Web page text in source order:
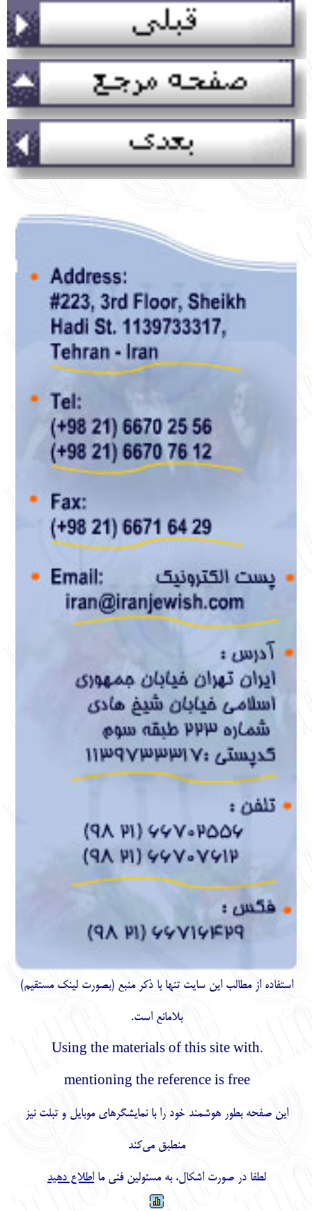
استفاده از مطالب اين سايت تنها با ذكر منبع (بصورت لینک مستقیم)
بلامانع است.
.Using the materials of this site with
mentioning the reference is free
این صفحه بطور هوشمند خود را با نمایشگرهای موبایل و تبلت نیز
منطبق می‌کند
لطفا در صورت اشکال، به مسئولین فنی ما اطلاع دهید